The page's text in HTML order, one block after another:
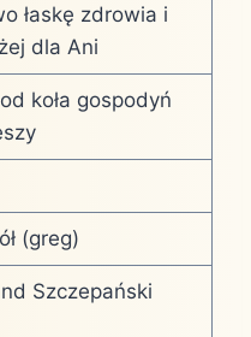
łaskę zdrowia i
dla Ani
koła gospodyń
(greg)
Szczepański